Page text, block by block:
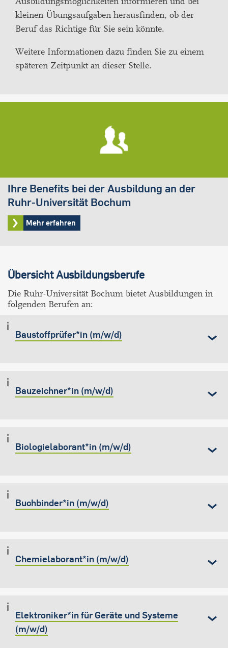
kleinen Übungsaufgaben herausfinden, ob der
Beruf das Richtige für Sie sein könnte.
Weitere Informationen dazu finden Sie zu einem
späteren Zeitpunkt an dieser Stelle.
Ihre Benefits bei der Ausbildung an der
Ruhr-Universität Bochum
Mehr erfahren
Übersicht Ausbildungsberufe
Die Ruhr-Universität Bochum bietet Ausbildungen in
folgenden Berufen an:
Baustoffprüfer*in (m/w/d)
Bauzeichner*in (m/w/d)
Biologielaborant*in (m/w/d)
Buchbinder*in (m/w/d)
Chemielaborant*in (m/w/d)
Elektroniker*in für Geräte und Systeme
(m/w/d)